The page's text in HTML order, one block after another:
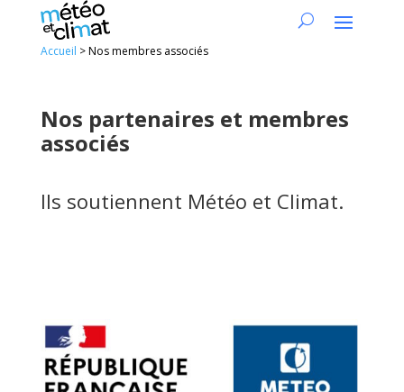
Accueil >Nos membres associés
Nos partenaires et membres
associés
Ils soutiennent Météo et Climat.